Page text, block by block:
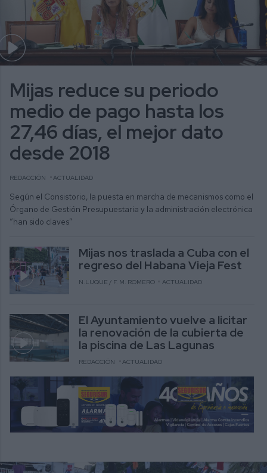
Mijas reduce su periodo
medio de pago hasta los
27,46 días, el mejor dato
desde 2018
REDACCIÓN ACTUALIDAD
Según el Consistorio, la puesta en marcha de mecanismos como el
Órgano de Gestión Presupuestaria y la administración electrónica
“han sido claves”
Mijas nos traslada a Cuba con el
regreso del Habana Vieja Fest
N.LUQUE / F. M. ROMERO ACTUALIDAD
El Ayuntamiento vuelve a licitar
la renovación de la cubierta de
la piscina de Las Lagunas
REDACCIÓN ACTUALIDAD